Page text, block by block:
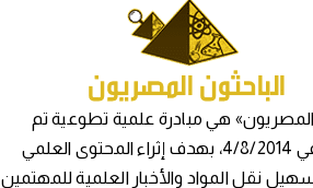
المصريون» هي مبادرة علمية تطوعية تم
تدشينها في 4/8/2014، بهدف إثراء المحتوى العلمي
نقل المواد والأخبار العلمية للمهتمين